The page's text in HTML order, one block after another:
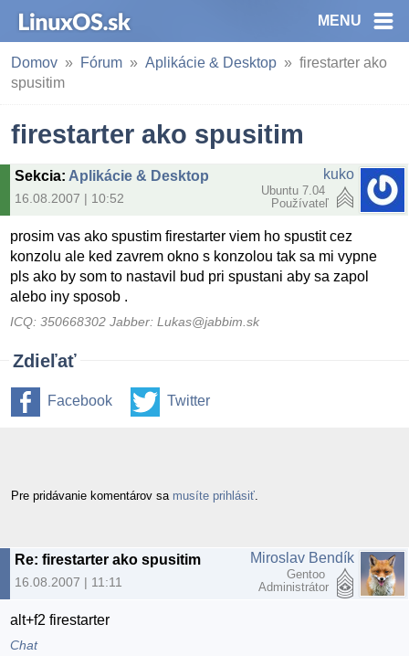
MENU
Domov Fórum Aplikácie & Desktop
firestarter ako
spusitim
firestarter ako spusitim
Sekcia: Aplikácie & Desktop
16.08.2007 | 10:52
kuko
Ubuntu 7.04
Používateľ
prosim vas ako spustim firestarter viem ho spustit cez
konzolu ale ked zavrem okno s konzolou tak sa mi vypne
pls ako by som to nastavil bud pri spustani aby sa zapol
alebo iny sposob .
ICQ: 350668302 Jabber: Lukas@jabbim.sk
Zdieľať
Facebook Twitter
Pre pridávanie komentárov sa musíte prihlásiť
Re: firestarter ako spusitim
16.08.2007 | 11:11
Miroslav Bendík
Gentoo
Administrátor
alt+f2 firestarter
Chat